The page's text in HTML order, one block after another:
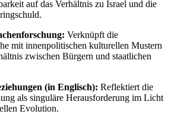
auf das Verhältnis zu Israel und die
Verknüpft die
mit innenpolitischen kulturellen Mustern
zwischen Bürgern und staatlichen
(in Englisch): Reflektiert die
als singuläre Herausforderung im Licht
Evolution.